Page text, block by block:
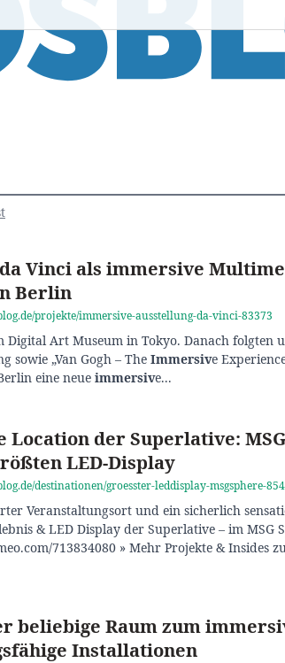
Über uns
Vinci als immersive
Berlin
projekte/immersive-ausstellung-da-vinci-83373
Digital Art Museum in Tokyo. Danach folgten
sowie „Van Gogh – The Immersive
eine neue immersive...
Location der Superlative:
LED-Display
destinationen/groesster-leddisplay-msgsphere-
Veranstaltungsort und ein sicherlich
& LED Display der Superlative – im MSG
713834080 » Mehr Projekte & Insides
beliebige Raum zum
Installationen